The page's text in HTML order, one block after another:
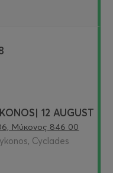
12 AUGUST
Μύκονος 846 00
Cyclades